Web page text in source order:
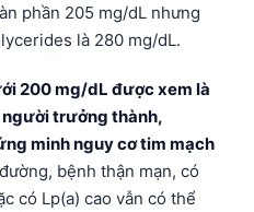
phần 205 mg/dL nhưng
là 280 mg/dL.
200 mg/dL được xem là
người trưởng thành,
minh nguy cơ tim mạch
bệnh thận mạn, có
có Lp(a) cao vẫn có thể